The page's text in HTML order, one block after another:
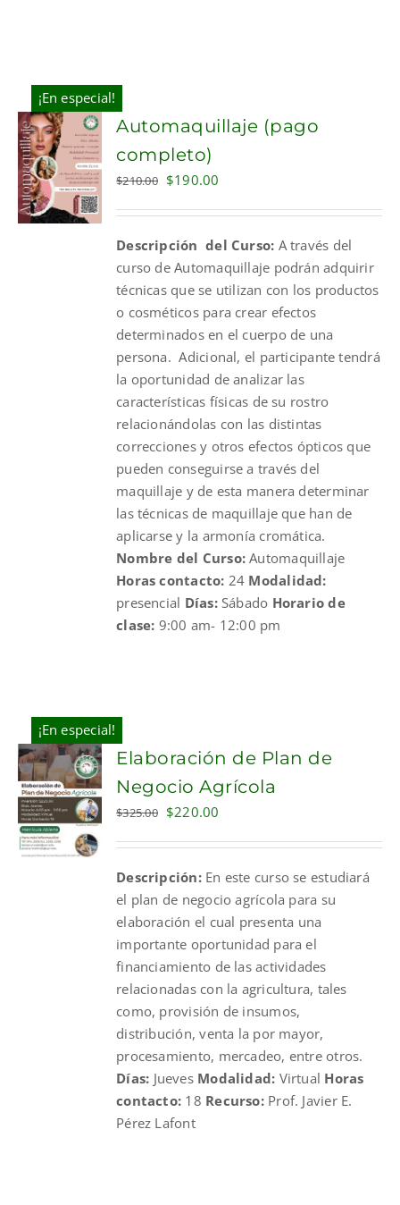
¡En especial!
CART
Automaquillaje (pago
completo)
$210.00 Original
$210.00.
$190.00
$190.00.
Descripción del Curso: A través del
curso de Automaquillaje podrán adquirir
técnicas que se utilizan con los productos
o cosméticos para crear efectos
determinados en el cuerpo de una
persona. Adicional, el participante tendrá
la oportunidad de analizar las
características físicas de su rostro
relacionándolas con las distintas
correcciones y otros efectos ópticos que
pueden conseguirse a través del
maquillaje y de esta manera determinar
las técnicas de maquillaje que han de
aplicarse y la armonía cromática.
Nombre del Curso:Automaquillaje
Horas contacto: 24 Modalidad:
presencial Días:Sábado Horario de
clase: 9:00 am- 12:00 pm
¡En especial!
ADD TO
CART
Elaboración de Plan de
Negocio Agrícola
$325.00 Original
$325.00.
$220.00
$220.00.
Descripción:En este curso se estudiará
el plan de negocio agrícola para su
elaboración el cual presenta una
importante oportunidad para el
financiamiento de las actividades
relacionadas con la agricultura, tales
como, provisión de insumos,
distribución, venta la por mayor,
procesamiento, mercadeo, entre otros.
Días: Jueves Modalidad: Virtual Horas
contacto: 18 Recurso:Prof. Javier E.
Pérez Lafont